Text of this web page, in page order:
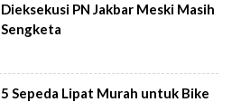
Dieksekusi PN Jakbar Meski Masih
Sengketa
5 Sepeda Lipat Murah untuk Bike